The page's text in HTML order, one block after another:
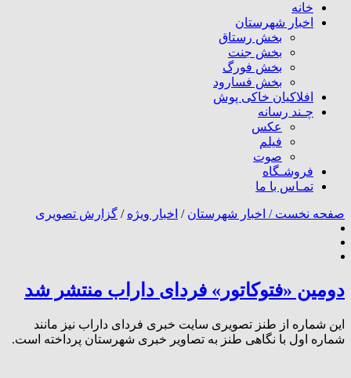
خانه
اخبار شهرستان
بخش رستاق
بخش جنت
بخش فورگ
بخش فسارود
افلاکیان خاکی پوش
چـند رسانه
عکس
فیلم
صوت
فروشـگاه
تمـاس با ما
صفحه نخست / اخبار شهرستان / اخبار ویژه / گزارش تصویری
دومین «فتوکاتور» فردای داراب منتشر شد
این شماره از طنز تصویری سایت خبری فردای داراب نیز مانند
شماره اول با نگاهی طنز به تصاویر خبری شهرستان پرداخته است.